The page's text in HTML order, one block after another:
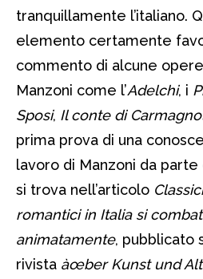
tranquillamente l’italiano.
elemento certamente
commento di alcune
Manzoni come l’Adelchi, i
Sposi, Il conte di
prima prova di una
lavoro di Manzoni da
si trova nell’articolo
romantici in Italia si
animatamente, pubblicato
rivista àœber Kunst und